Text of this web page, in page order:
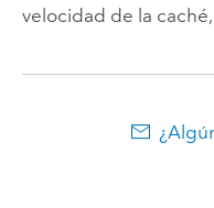
velocidad de la caché,